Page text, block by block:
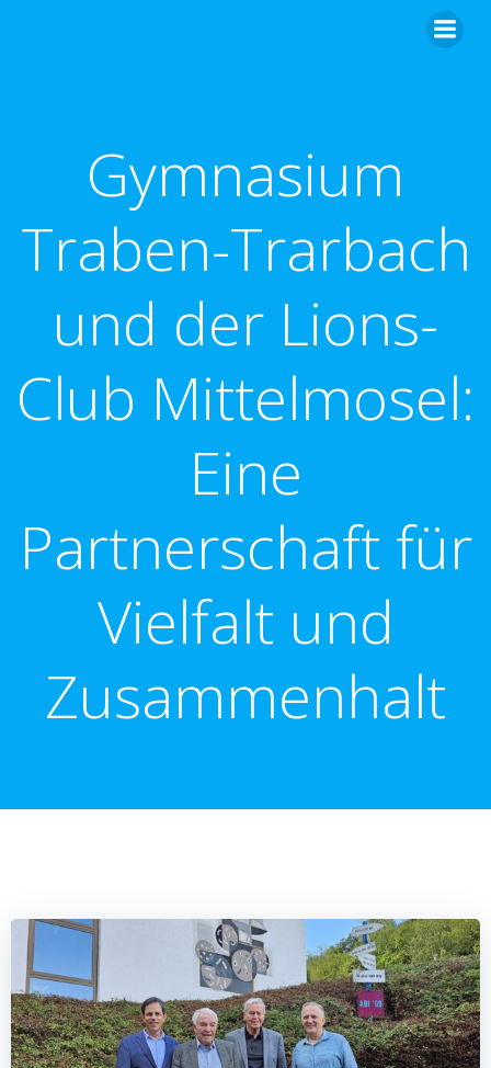
Gymnasium
Traben-Trarbach
und der Lions-
Club Mittelmosel:
Eine
Partnerschaft für
Vielfalt und
Zusammenhalt